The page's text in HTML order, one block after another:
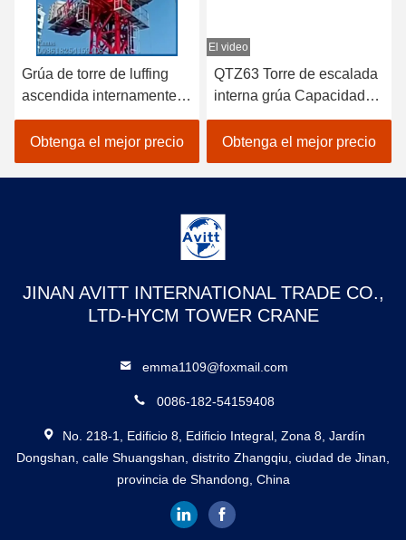
Grúa de torre de luffing
ascendida internamente
D4522 6T o 8T
Capacidad de carga 45m
Jib
Obtenga el mejor precio
El video
QTZ63 Torre de escalada
interna grúa Capacidad
de elevación 6 toneladas
50m Jib de trabajo
Obtenga el mejor precio
JINAN AVITT INTERNATIONAL TRADE CO.,
LTD-HYCM TOWER CRANE
emma1109@foxmail.com
0086-182-54159408
No. 218-1, Edificio 8, Edificio Integral, Zona 8, Jardín
Dongshan, calle Shuangshan, distrito Zhangqiu, ciudad de Jinan,
provincia de Shandong, China